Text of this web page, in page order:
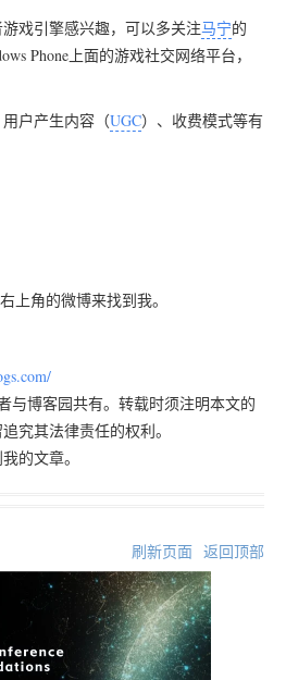
戏引擎感兴趣，可以多关注马宁的
Phone上面的游戏社交网络平台，
户产生内容（UGC）、收费模式等有
上角的微博来找到我。
与博客园共有。转载时须注明本文的
究其法律责任的权利。
的文章。
刷新页面 返回顶部